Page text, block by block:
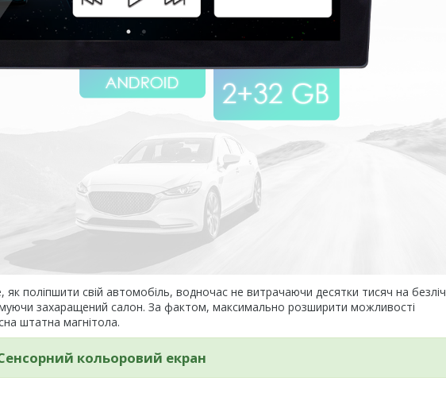
поліпшити свій автомобіль, водночас не витрачаючи десятки тисяч на безліч
захаращений салон. За фактом, максимально розширити можливості
штатна магнітола.
кольоровий екран